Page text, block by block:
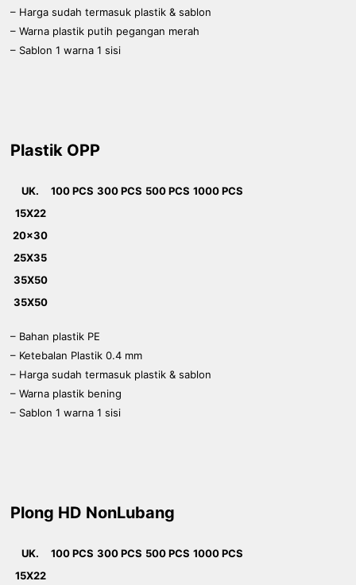
– Harga sudah termasuk plastik & sablon
– Warna plastik putih pegangan merah
– Sablon 1 warna 1 sisi
Plastik OPP
UK. 100 PCS 300 PCS 500 PCS 1000 PCS
15X22
20x30
25X35
35X50
35X50
– Bahan plastik PE
– Ketebalan Plastik 0.4 mm
– Harga sudah termasuk plastik & sablon
– Warna plastik bening
– Sablon 1 warna 1 sisi
Plong HD NonLubang
UK. 100 PCS 300 PCS 500 PCS 1000 PCS
15X22